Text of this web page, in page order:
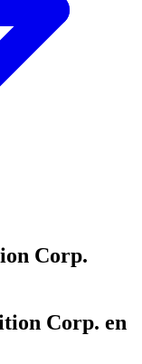
Corp.
Corp. en